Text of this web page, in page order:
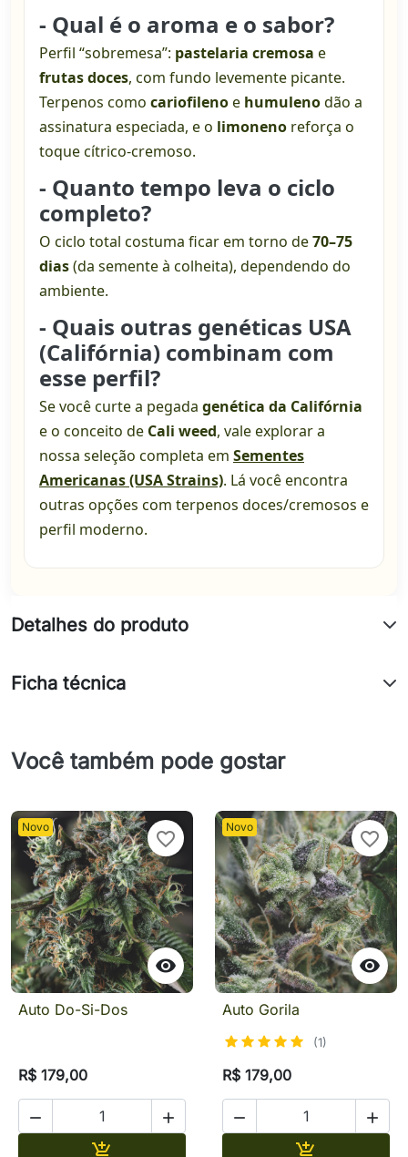
- Qual é o aroma e o sabor?
Perfil “sobremesa”: pastelaria cremosa e
frutas doces, com fundo levemente picante.
Terpenos como cariofilenoe humulenodão a
assinatura especiada, e o limoneno reforça o
toque cítrico-cremoso.
- Quanto tempo leva o ciclo
completo?
O ciclo total costuma ficar em torno de70–75
dias(da semente à colheita), dependendo do
ambiente.
- Quais outras genéticas USA
(Califórnia) combinam com
esse perfil?
Se você curte a pegada genética da Califórnia
e o conceito de Cali weed, vale explorar a
nossa seleção completa em Sementes
Americanas (USA Strains). Lá você encontra
outras opções com terpenos doces/cremosos e
perfil moderno.
Detalhes do produto
Ficha técnica
Você também pode gostar
Novo

favorite_border
Auto Do-Si-Dos
R$ 179,00
 

Novo

favorite_border
Auto Gorila
(1)
R$ 179,00
 
